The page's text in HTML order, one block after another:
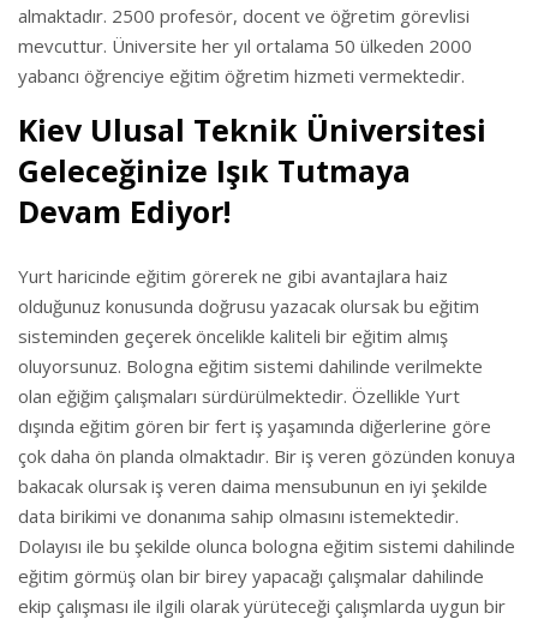
almaktadır. 2500 profesör, docent ve öğretim görevlisi
mevcuttur. Üniversite her yıl ortalama 50 ülkeden 2000
yabancı öğrenciye eğitim öğretim hizmeti vermektedir.
Kiev Ulusal Teknik Üniversitesi
Geleceğinize Işık Tutmaya
Devam Ediyor!
Yurt haricinde eğitim görerek ne gibi avantajlara haiz
olduğunuz konusunda doğrusu yazacak olursak bu eğitim
sisteminden geçerek öncelikle kaliteli bir eğitim almış
oluyorsunuz. Bologna eğitim sistemi dahilinde verilmekte
olan eğiğim çalışmaları sürdürülmektedir. Özellikle Yurt
dışında eğitim gören bir fert iş yaşamında diğerlerine göre
çok daha ön planda olmaktadır. Bir iş veren gözünden konuya
bakacak olursak iş veren daima mensubunun en iyi şekilde
data birikimi ve donanıma sahip olmasını istemektedir.
Dolayısı ile bu şekilde olunca bologna eğitim sistemi dahilinde
eğitim görmüş olan bir birey yapacağı çalışmalar dahilinde
ekip çalışması ile ilgili olarak yürüteceği çalışmlarda uygun bir